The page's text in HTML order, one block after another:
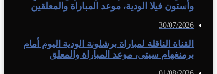
وأستون فيلا الودية، موعد المباراة والمعلقين
30/07/2026
القناة الناقلة لمباراة برشلونة الودية اليوم أمام
برمنغهام سيتى، موعد المباراة والمعلق